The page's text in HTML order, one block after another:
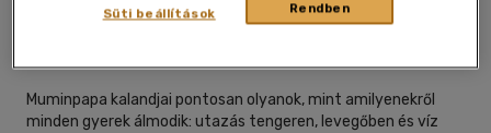
magyar nyelvű|puhatáblás,
Muminpapa kalandjai pontosan olyanok, mint amilyenekről
minden gyerek álmodik: utazás tengeren, levegőben és víz
Rendben
Süti beállítások